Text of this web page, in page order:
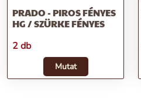
PRADO - PIROS FÉNYES
HG / SZÜRKE FÉNYES
2 db
Mutat